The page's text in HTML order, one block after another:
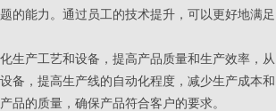
的能力。通过员工的技术提升，可以更好地满足
生产工艺和设备，提高产品质量和生产效率，从
备，提高生产线的自动化程度，减少生产成本和
品的质量，确保产品符合客户的要求。